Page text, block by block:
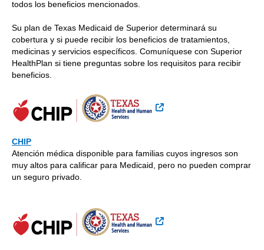
todos los beneficios mencionados.
Su plan de Texas Medicaid de Superior determinará su
cobertura y si puede recibir los beneficios de tratamientos,
medicinas y servicios específicos. Comuníquese con Superior
HealthPlan si tiene preguntas sobre los requisitos para recibir
beneficios.
CHIP
Atención médica disponible para familias cuyos ingresos son
muy altos para calificar para Medicaid, pero no pueden comprar
un seguro privado.